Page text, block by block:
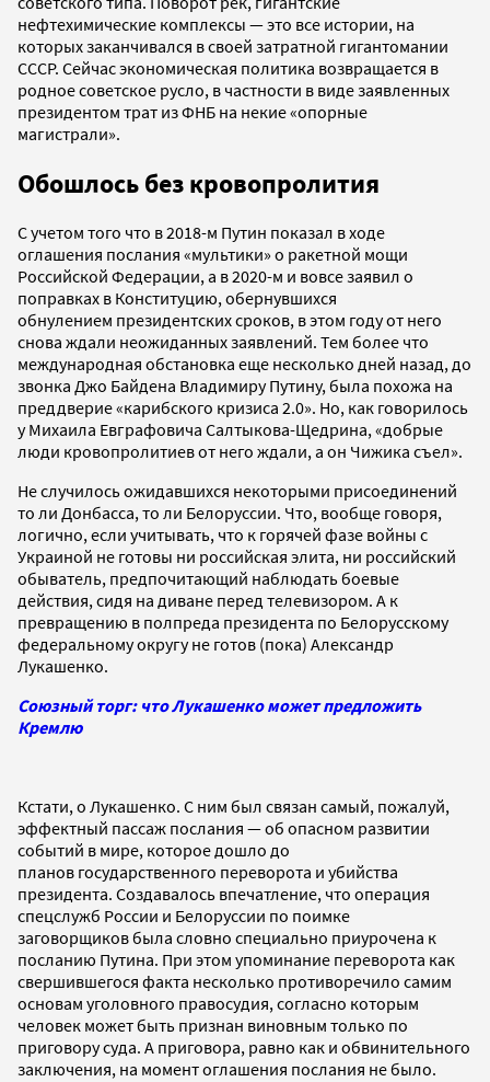
нефтехимические комплексы — это все истории, на
которых заканчивался в своей затратной гигантомании
СССР. Сейчас экономическая политика возвращается в
родное советское русло, в частности в виде заявленных
президентом трат из ФНБ на некие «опорные
магистрали».
Обошлось без кровопролития
С учетом того что в 2018-м Путин показал в ходе
оглашения послания «мультики» о ракетной мощи
Российской Федерации, а в 2020-м и вовсе заявил о
поправках в Конституцию, обернувшихся
обнулением президентских сроков, в этом году от него
снова ждали неожиданных заявлений. Тем более что
международная обстановка еще несколько дней назад, до
звонка Джо Байдена Владимиру Путину, была похожа на
преддверие «карибского кризиса 2.0». Но, как говорилось
у Михаила Евграфовича Салтыкова-Щедрина, «добрые
люди кровопролитиев от него ждали, а он Чижика съел».
Не случилось ожидавшихся некоторыми присоединений
то ли Донбасса, то ли Белоруссии. Что, вообще говоря,
логично, если учитывать, что к горячей фазе войны с
Украиной не готовы ни российская элита, ни российский
обыватель, предпочитающий наблюдать боевые
действия, сидя на диване перед телевизором. А к
превращению в полпреда президента по Белорусскому
федеральному округу не готов (пока) Александр
Лукашенко.
Союзный торг: что Лукашенко может предложить
Кремлю
Кстати, о Лукашенко. С ним был связан самый, пожалуй,
эффектный пассаж послания — об опасном развитии
событий в мире, которое дошло до
планов государственного переворота и убийства
президента. Создавалось впечатление, что операция
спецслужб России и Белоруссии по поимке
заговорщиков была словно специально приурочена к
посланию Путина. При этом упоминание переворота как
свершившегося факта несколько противоречило самим
основам уголовного правосудия, согласно которым
человек может быть признан виновным только по
приговору суда. А приговора, равно как и обвинительного
заключения, на момент оглашения послания не было.